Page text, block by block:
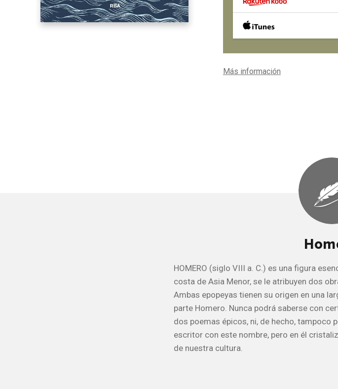
Más información
HOMERO (siglo VIII a. C.) es una figura
costa de Asia Menor, se le atribuyen dos
Ambas epopeyas tienen su origen en una
parte Homero. Nunca podrá saberse con
dos poemas épicos, ni, de hecho, tampoco
escritor con este nombre, pero en él
de nuestra cultura.